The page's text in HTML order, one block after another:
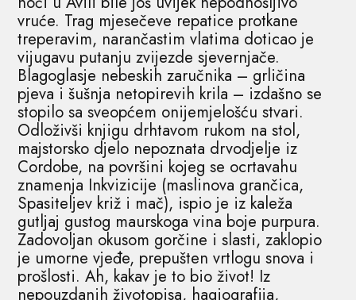
vruće. Trag mjesečeve repatice protkane
treperavim, narančastim vlatima doticao je
vijugavu putanju zvijezde sjevernjače.
Blagoglasje nebeskih zaručnika – grličina
pjeva i šušnja netopirevih krila – izdašno se
stopilo sa sveopćem onijemjelošću stvari.
Odloživši knjigu drhtavom rukom na stol,
majstorsko djelo nepoznata drvodjelje iz
Cordobe, na površini kojeg se ocrtavahu
znamenja Inkvizicije (maslinova grančica,
Spasiteljev križ i mač), ispio je iz kaleža
gutljaj gustog maurskoga vina boje purpura.
Zadovoljan okusom gorčine i slasti, zaklopio
je umorne vjeđe, prepušten vrtlogu snova i
prošlosti. Ah, kakav je to bio život! Iz
nepouzdanih životopisa, hagiografija,